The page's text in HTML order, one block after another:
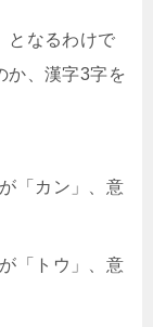
となるわけで
か、漢字3字を
「カン」、意
「トウ」、意